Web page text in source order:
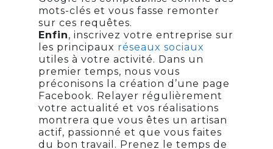
mots-clés et vous fasse remonter
sur ces requêtes.
Enfin, inscrivez votre entreprise sur
les principaux réseaux sociaux
utiles à votre activité. Dans un
premier temps, nous vous
préconisons la création d’une page
Facebook. Relayer régulièrement
votre actualité et vos réalisations
montrera que vous êtes un artisan
actif, passionné et que vous faites
du bon travail. Prenez le temps de